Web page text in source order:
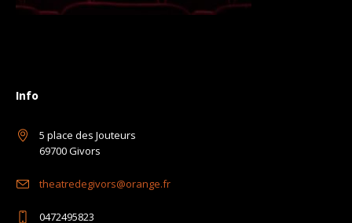
Info
5 place des Jouteurs
69700 Givors
theatredegivors@orange.fr
0472495823